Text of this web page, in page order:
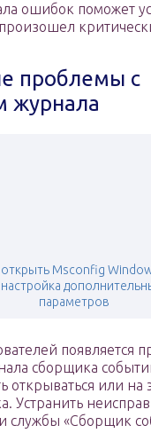
ошибок поможет
проблемы с
журнала
открыть Msconfig
параметров
появляется
сборщика
открываться или на
Устранить
службы «Сборщик